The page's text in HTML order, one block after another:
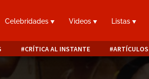
Celebridades Videos Listas
CRÍTICA AL INSTANTE